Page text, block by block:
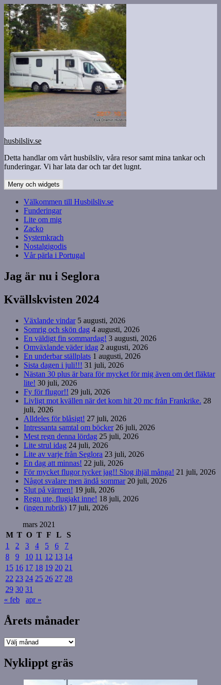
Hoppa
till
innehåll
husbilsliv.se
Detta handlar om vårt husbilsliv, våra resor samt mina tankar och
funderingar. Vi har lata dar och tar det lugnt.
Meny och widgets
Välkommen till Husbilsliv.se
Funderingar
Lite om mig
Zacko
Systemkrach
Nostalgigodis
Vår pärla i Portugal
Jag är nu i Seglora
Kvällskvisten 2024
Växlande vindar 5 augusti, 2026
Somrig och skön dag 4 augusti, 2026
En väldigt fin sommardag! 3 augusti, 2026
Omväxlande väder idag 2 augusti, 2026
En underbar ställplats 1 augusti, 2026
Sista dagen i juli!!! 31 juli, 2026
Nästan 30 plus är bara för mycket för mig även om det fläktar
lite! 30 juli, 2026
Fy för flugor!! 29 juli, 2026
Livligt mot kvällen när det kom hit 20 mc från Frankrike. 28
juli, 2026
Alldeles för blåsigt! 27 juli, 2026
Intressanta samtal om böcker 26 juli, 2026
Mest regn denna lördag 25 juli, 2026
Lite strul idag 24 juli, 2026
Lite av varje från Seglora 23 juli, 2026
En dag att minnas! 22 juli, 2026
För mycket flugor tycker jag!! Slog ihjäl många! 21 juli, 2026
Något svalare men ändå sommar 20 juli, 2026
Slut på värmen! 19 juli, 2026
Regn ute, flugjakt inne! 18 juli, 2026
(ingen rubrik) 17 juli, 2026
mars 2021
M T O T F L
S
1
2 3 4 5 6
7
8
9 10 11 12 13 14
15 16 17 18 19 20 21
22 23 24 25 26 27 28
29 30 31
« feb
apr »
Årets månader
Årets
Nyklippt gräs